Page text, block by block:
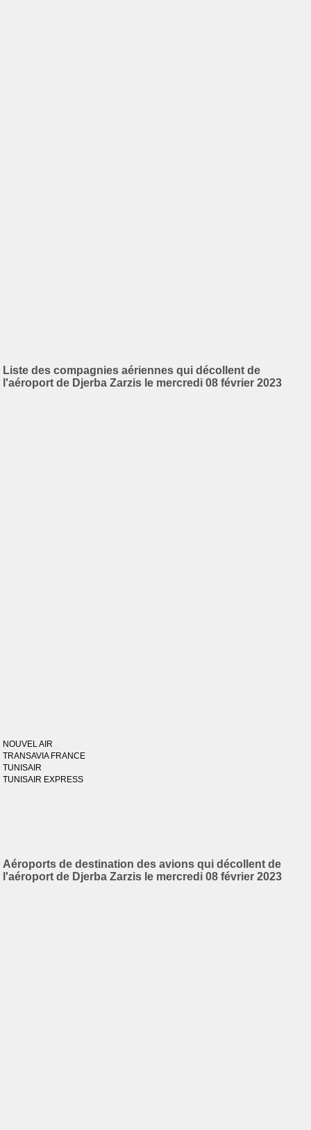
Liste des compagnies aériennes qui décollent de
l'aéroport de Djerba Zarzis le mercredi 08 février 2023
NOUVEL AIR
TRANSAVIA FRANCE
TUNISAIR
TUNISAIR EXPRESS
Aéroports de destination des avions qui décollent de
l'aéroport de Djerba Zarzis le mercredi 08 février 2023